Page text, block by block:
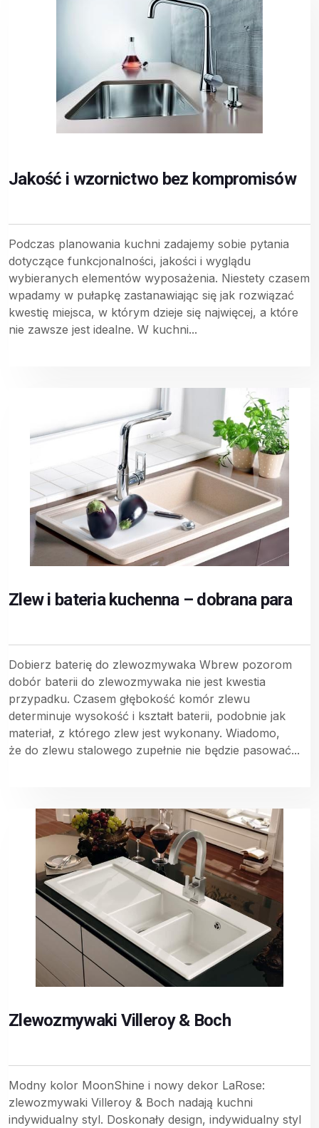
Jakość i wzornictwo bez kompromisów
Podczas planowania kuchni zadajemy sobie pytania
dotyczące funkcjonalności, jakości i wyglądu
wybieranych elementów wyposażenia. Niestety czasem
wpadamy w pułapkę zastanawiając się jak rozwiązać
kwestię miejsca, w którym dzieje się najwięcej, a które
nie zawsze jest idealne. W kuchni...
Zlew i bateria kuchenna – dobrana para
Dobierz baterię do zlewozmywaka Wbrew pozorom
dobór baterii do zlewozmywaka nie jest kwestia
przypadku. Czasem głębokość komór zlewu
determinuje wysokość i kształt baterii, podobnie jak
materiał, z którego zlew jest wykonany. Wiadomo,
że do zlewu stalowego zupełnie nie będzie pasować...
Zlewozmywaki Villeroy & Boch
Modny kolor MoonShine i nowy dekor LaRose:
zlewozmywaki Villeroy & Boch nadają kuchni
indywidualny styl. Doskonały design, indywidualny styl